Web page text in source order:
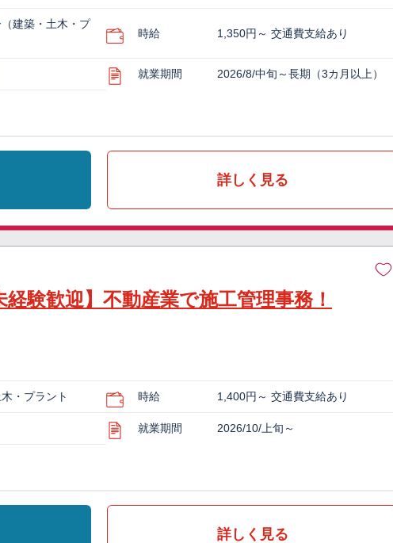
建築・土木・プ
時給 1,350円～ 交通費支給あり
就業期間 2026/8/中旬～長期（3カ月以上）
詳しく見る
経験歓迎】不動産業で施工管理事務！
・プラント 時給 1,400円～ 交通費支給あり
就業期間 2026/10/上旬～
詳しく見る